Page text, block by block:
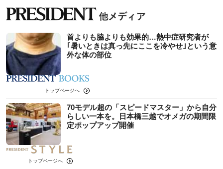
首よりも脇よりも効果的…熱中症研究者が
｢暑いときは真っ先にここを冷やせ｣という意
外な体の部位
トップページへ
70モデル超の「スピードマスター」から自分
らしい一本を。日本橋三越でオメガの期間限
定ポップアップ開催
トップページへ